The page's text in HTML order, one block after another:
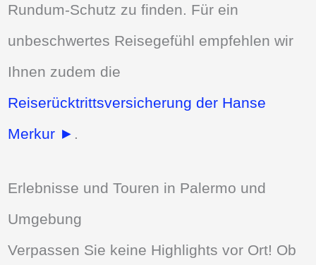
Rundum-Schutz zu finden. Für ein
unbeschwertes Reisegefühl empfehlen wir
Ihnen zudem die
Reiserücktrittsversicherung der Hanse
Merkur ► .
Erlebnisse und Touren in Palermo und
Umgebung
Verpassen Sie keine Highlights vor Ort! Ob